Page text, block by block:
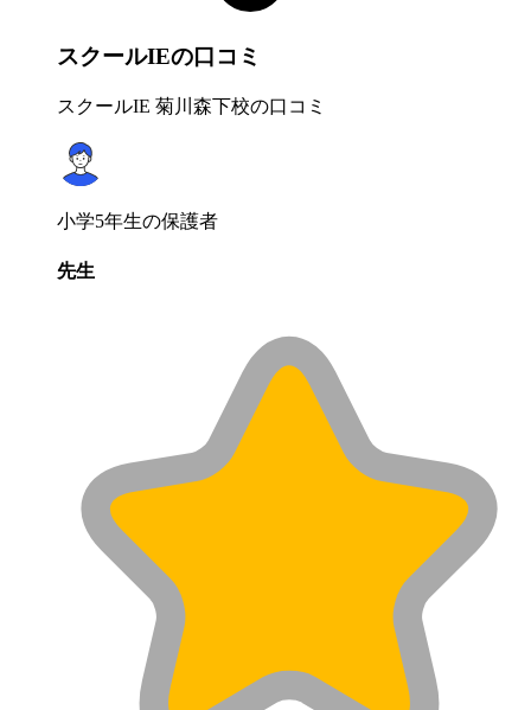
スクールIEの口コミ
スクールIE 菊川森下校の口コミ
小学5年生の保護者
先生